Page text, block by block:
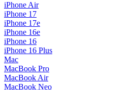
iPhone Air
iPhone 17
iPhone 17e
iPhone 16e
iPhone 16
iPhone 16 Plus
Mac
MacBook Pro
MacBook Air
MacBook Neo